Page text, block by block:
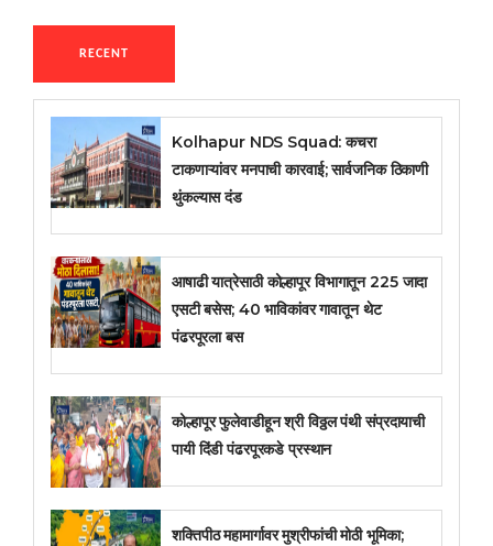
RECENT
Kolhapur NDS Squad: कचरा
टाकणाऱ्यांवर मनपाची कारवाई; सार्वजनिक ठिकाणी
थुंकल्यास दंड
आषाढी यात्रेसाठी कोल्हापूर विभागातून 225 जादा
एसटी बसेस; 40 भाविकांवर गावातून थेट
पंढरपूरला बस
कोल्हापूर फुलेवाडीहून श्री विठ्ठल पंथी संप्रदायाची
पायी दिंडी पंढरपूरकडे प्रस्थान
शक्तिपीठ महामार्गावर मुश्रीफांची मोठी भूमिका;